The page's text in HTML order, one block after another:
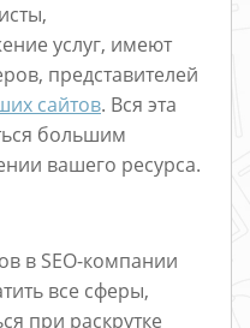
услуг, имеют
представителей
сайтов. Вся эта
большим
вашего ресурса.
в SEO-компании
все сферы,
при раскрутке